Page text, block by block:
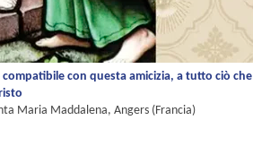
con questa amicizia, a tutto ciò che
Maria Maddalena, Angers (Francia)